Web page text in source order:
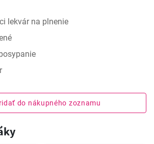
lekvár na plnenie
do nákupného zoznamu